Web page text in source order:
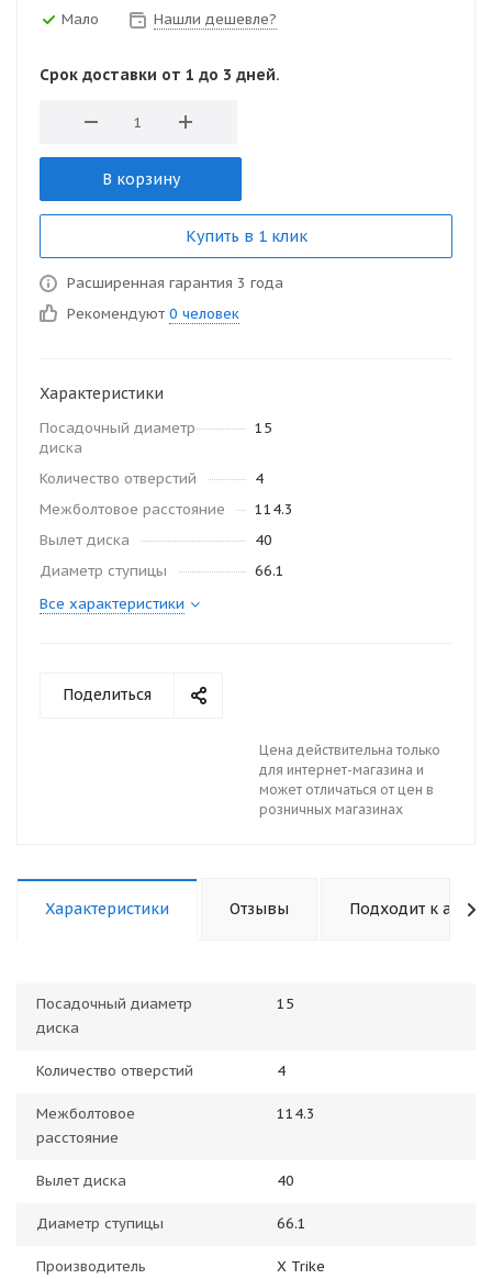
Мало Нашли дешевле?
Срок доставки от 1 до 3 дней.
В корзину
Купить в 1 клик
Расширенная гарантия 3 года
Рекомендуют 0 человек
Характеристики
Посадочный диаметр
диска
15
Количество отверстий
4
Межболтовое расстояние
114.3
Вылет диска
40
Диаметр ступицы
66.1
Все характеристики
Поделиться
Цена действительна только
для интернет-магазина и
может отличаться от цен в
розничных магазинах
Характеристики Отзывы Подходит к авто
Посадочный диаметр
диска
15
Количество отверстий 4
Межболтовое
расстояние
114.3
Вылет диска 40
Диаметр ступицы 66.1
Производитель X Trike